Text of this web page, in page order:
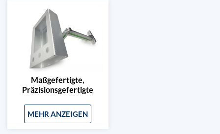
Maßgefertigte,
Präzisionsgefertigte
Aus Aluminiumlegierung
Für 7/10-Zoll-Displays
MEHR ANZEIGEN